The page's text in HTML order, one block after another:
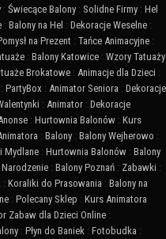
: Świecące Balony : Solidne Firmy : Hel
: Balony na Hel : Dekoracje Weselne :
na Prezent : Tańce Animacyjne :
: Balony Katowice : Wzory Tatuaży
Brokatowe : Animacje dla Dzieci :
: PartyBox : Animator Seniora : Dekoracje
: Animator : Dekoracje
: Hurtownia Balonów : Kurs
: Balony : Balony Wejherowo :
Mydlane : Hurtownia Balonów : Balony
: Balony Poznań : Zabawki :
: Koraliki do Prasowania : Balony na
: Polecany Sklep : Kurs Animatora
Zabaw dla Dzieci Online :
: Płyn do Baniek : Fotobudka :